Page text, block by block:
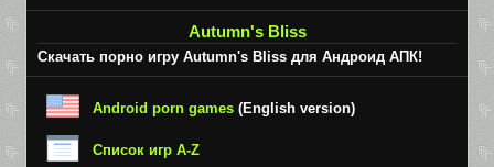
Autumn's Bliss
Скачать порно игру Autumn's Bliss для Андроид АПК!
Android porn games (English version)
Список игр A-Z